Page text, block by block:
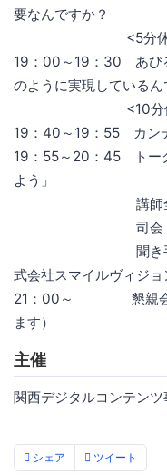
要なんですか？
<5分休
19：00～19：30 あび
のように実現しているん
<10分休
19：40～19：55 カン
19：55～20：45 トー
よう」
講師全員＆
司会：久保田
聞き手：杉若
式会社スマイルヴィジョ
21：00～ 懇親会 （
ます）
主催
関西デジタルコンテンツ
シェア ツイート